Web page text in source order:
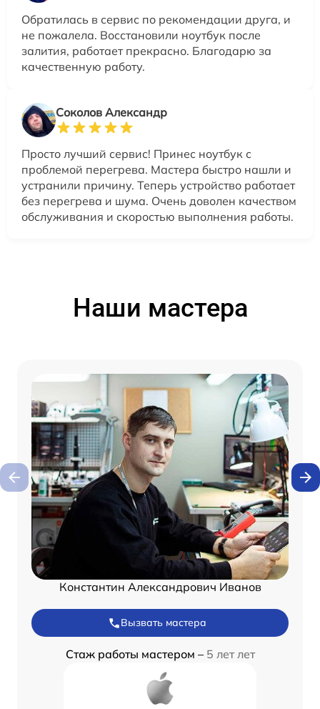
Обратилась в сервис по рекомендации друга, и
не пожалела. Восстановили ноутбук после
залития, работает прекрасно. Благодарю за
качественную работу.
Соколов Александр
Просто лучший сервис! Принес ноутбук с
проблемой перегрева. Мастера быстро нашли и
устранили причину. Теперь устройство работает
без перегрева и шума. Очень доволен качеством
обслуживания и скоростью выполнения работы.
Наши мастера
Константин Александрович Иванов
Вызвать мастера
Стаж работы мастером – 5 лет лет